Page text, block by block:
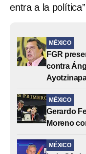
entra a la
MÉXICO
FGR
contra
MÉXICO
Gerardo
Moreno
MÉXICO